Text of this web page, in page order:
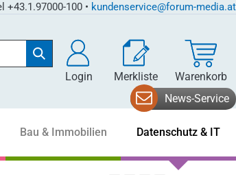
+43.1.97000-100 • kundenservice@forum-media.at
Login Merkliste Warenkorb
News-Service
Bau & Immobilien Datenschutz & IT